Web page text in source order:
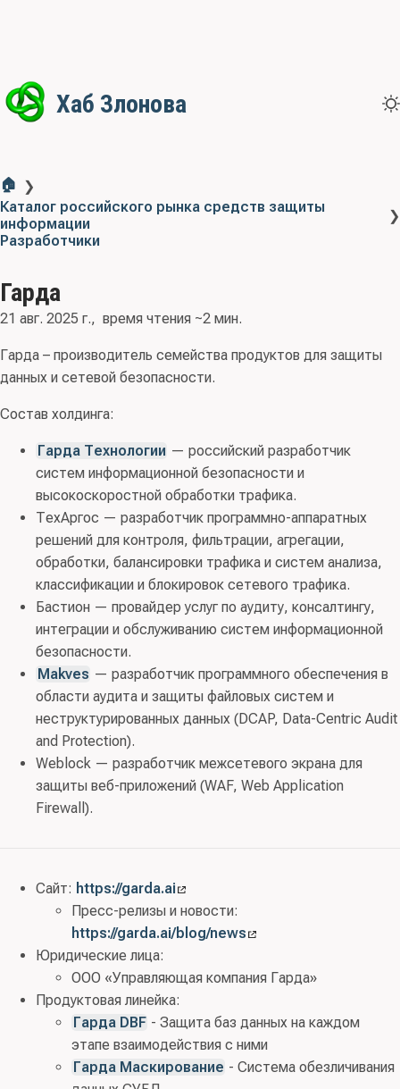
Хаб Злонова
🏠 ❯
Каталог российского рынка средств защиты
информации
❯
Разработчики
Гарда
21 авг. 2025 г. время чтения ~2 мин.
Гарда – производитель семейства продуктов для защиты
данных и сетевой безопасности.
Состав холдинга:
Гарда Технологии — российский разработчик
систем информационной безопасности и
высокоскоростной обработки трафика.
ТехАргос — разработчик программно-аппаратных
решений для контроля, фильтрации, агрегации,
обработки, балансировки трафика и систем анализа,
классификации и блокировок сетевого трафика.
Бастион — провайдер услуг по аудиту, консалтингу,
интеграции и обслуживанию систем информационной
безопасности.
Makves — разработчик программного обеспечения в
области аудита и защиты файловых систем и
неструктурированных данных (DCAP, Data-Centric Audit
and Protection).
Weblock — разработчик межсетевого экрана для
защиты веб-приложений (WAF, Web Application
Firewall).
Сайт: https://garda.ai
Пресс-релизы и новости:
https://garda.ai/blog/news
Юридические лица:
ООО «Управляющая компания Гарда»
Продуктовая линейка:
Гарда DBF - Защита баз данных на каждом
этапе взаимодействия с ними
Гарда Маскирование - Система обезличивания